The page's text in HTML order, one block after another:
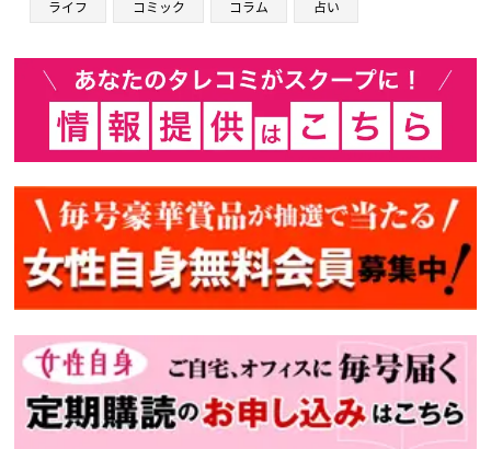
ライフ コミック コラム 占い